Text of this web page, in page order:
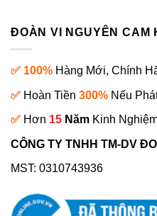
ĐOÀN VI NGUYÊN CAM
✅ 100% Hàng Mới, Chính
✅ Hoàn Tiền 300% Nếu
✅ Hơn 15 Năm Kinh
CÔNG TY TNHH TM-DV
MST: 0310743936